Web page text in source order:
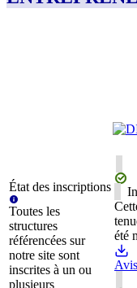
État des inscriptions
Toutes les
structures
référencées sur
notre site sont
inscrites à un ou
plusieurs
été